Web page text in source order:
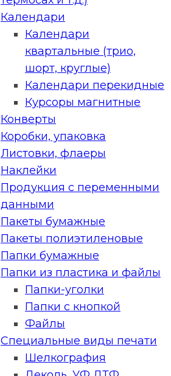
Календари
Календари
квартальные (трио,
шорт, круглые)
Календари перекидные
Курсоры магнитные
Конверты
Коробки, упаковка
Листовки, флаеры
Наклейки
Продукция с переменными
данными
Пакеты бумажные
Пакеты полиэтиленовые
Папки бумажные
Папки из пластика и файлы
Папки-уголки
Папки с кнопкой
Файлы
Специальные виды печати
Шелкография